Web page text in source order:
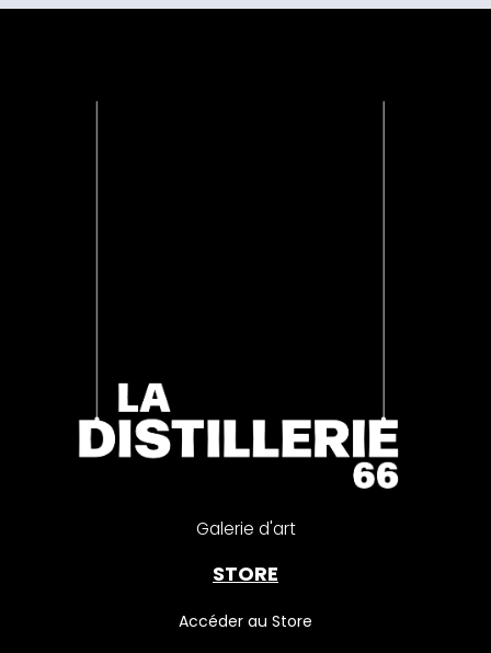
Galerie d'art
STORE
Accéder au Store